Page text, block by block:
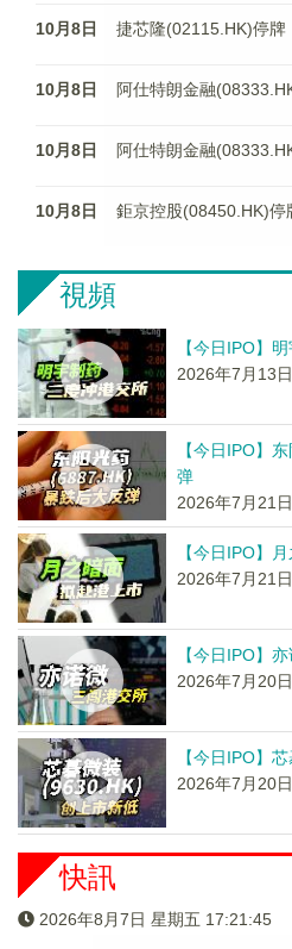
10月8日 捷芯隆(02115.HK)停牌
10月8日 阿仕特朗金融
10月8日 阿仕特朗金融
10月8日 鉅京控股(08450.HK)停
視頻
【今日IPO】
2026年7月13
【今日IPO】
弹
2026年7月21
【今日IPO】
2026年7月21
【今日IPO】
2026年7月20
【今日IPO】
2026年7月20
快訊
2026年8月7日 星期五 17:21:45